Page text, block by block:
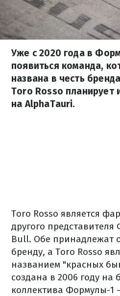
Уже с 2020 года в
появиться команда,
названа в честь
Toro Rosso планирует
на AlphaTauri.
Toro Rosso является
другого
Bull. Обе принадлежат
бренду, а Toro Rosso
названием "красных
создана в 2006 году на
коллектива Формулы-1